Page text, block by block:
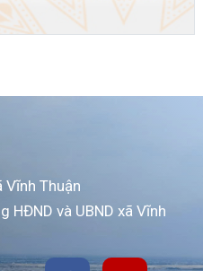
Vĩnh Thuận
HĐND và UBND xã Vĩnh